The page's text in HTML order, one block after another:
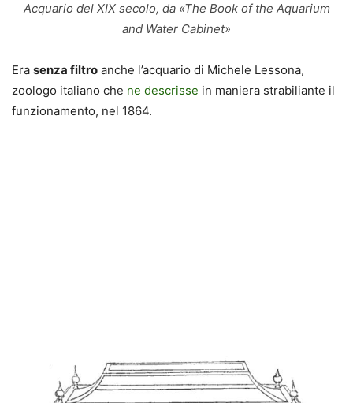
Acquario del XIX secolo, da «The Book of the Aquarium
and Water Cabinet»
Era senza filtro anche l’acquario di Michele Lessona,
zoologo italiano che ne descrisse in maniera strabiliante il
funzionamento, nel 1864.